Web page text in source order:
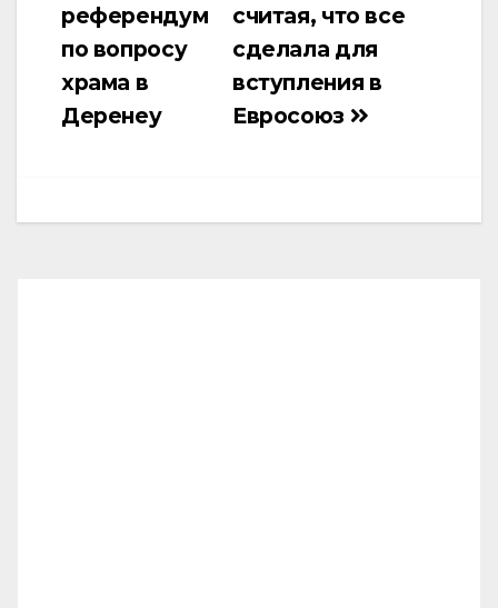
считая, что все
сделала для
вступления в
Евросоюз
референдум
по вопросу
храма в
Деренеу